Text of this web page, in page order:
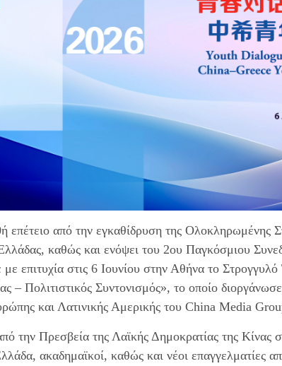
από την εγκαθίδρυση της Ολοκληρωμένης
καθώς και ενόψει του 2ου Παγκόσμιου
επιτυχία στις 6 Ιουνίου στην Αθήνα το
– Πολιτιστικός Συντονισμός», το οποίο
και Λατινικής Αμερικής του China Media
την Πρεσβεία της Λαϊκής Δημοκρατίας της Κίνας
ακαδημαϊκοί, καθώς και νέοι επαγγελματίες